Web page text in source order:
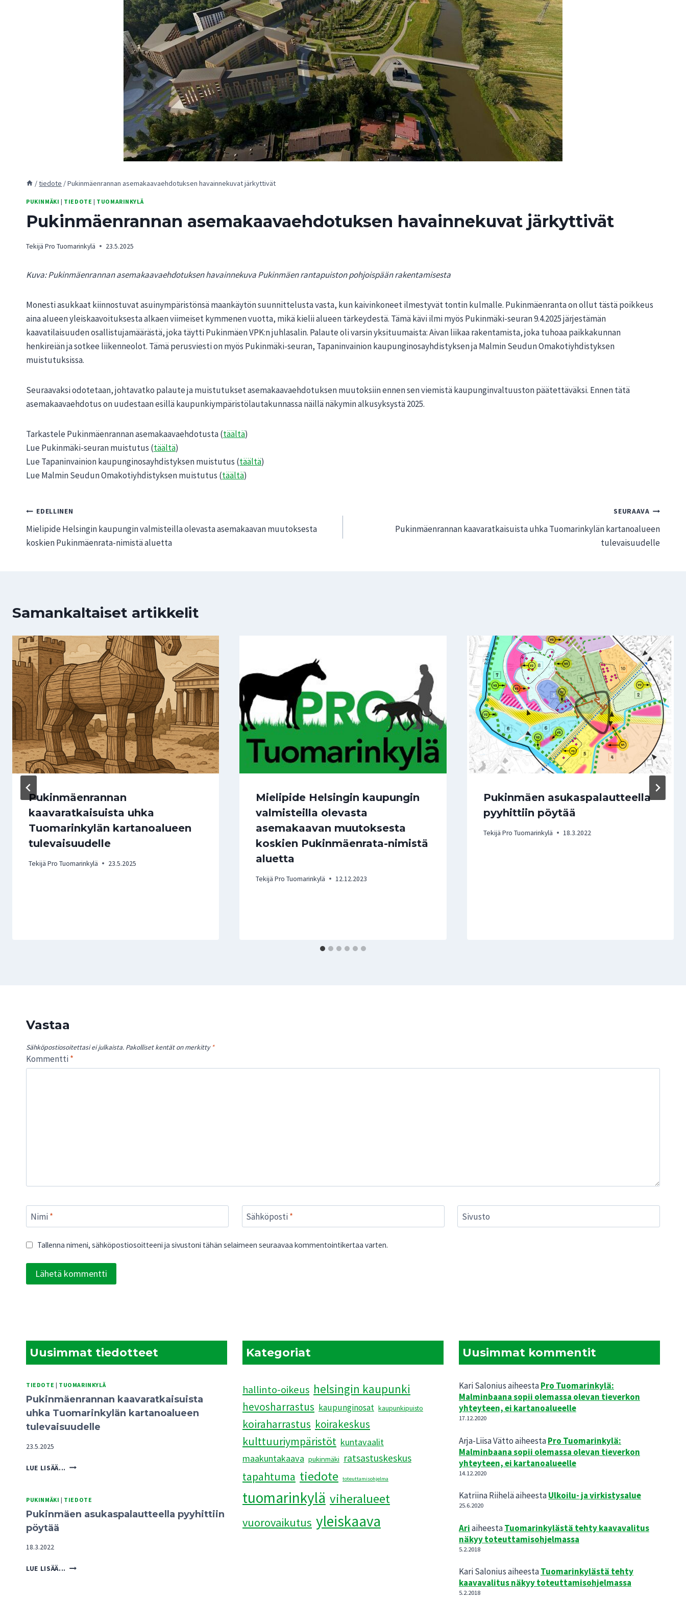
/tiedote /Pukinmäenrannan asemakaavaehdotuksen havainnekuvat järkyttivät
PUKINMÄKI | TIEDOTE | TUOMARINKYLÄ
Pukinmäenrannan asemakaavaehdotuksen havainnekuvat järkyttivät
Tekijä Pro Tuomarinkylä 23.5.2025
Kuva: Pukinmäenrannan asemakaavaehdotuksen havainnekuva Pukinmäen rantapuiston pohjoispään rakentamisesta
Monesti asukkaat kiinnostuvat asuinympäristönsä maankäytön suunnittelusta vasta, kun kaivinkoneet ilmestyvät tontin kulmalle. Pukinmäenranta on ollut tästä poikkeus
aina alueen yleiskaavoituksesta alkaen viimeiset kymmenen vuotta, mikä kielii alueen tärkeydestä. Tämä kävi ilmi myös Pukinmäki-seuran 9.4.2025 järjestämän
kaavatilaisuuden osallistujamäärästä, joka täytti Pukinmäen VPK:n juhlasalin. Palaute oli varsin yksituumaista: Aivan liikaa rakentamista, joka tuhoaa paikkakunnan
henkireiän ja sotkee liikenneolot. Tämä perusviesti on myös Pukinmäki-seuran, Tapaninvainion kaupunginosayhdistyksen ja Malmin Seudun Omakotiyhdistyksen
muistutuksissa.
Seuraavaksi odotetaan, johtavatko palaute ja muistutukset asemakaavaehdotuksen muutoksiin ennen sen viemistä kaupunginvaltuuston päätettäväksi. Ennen tätä
asemakaavaehdotus on uudestaan esillä kaupunkiympäristölautakunnassa näillä näkymin alkusyksystä 2025.
Tarkastele Pukinmäenrannan asemakaavaehdotusta (täältä)
Lue Pukinmäki-seuran muistutus (täältä)
Lue Tapaninvainion kaupunginosayhdistyksen muistutus (täältä)
Lue Malmin Seudun Omakotiyhdistyksen muistutus (täältä)
Artikkelien
selaus
EDELLINEN
Mielipide Helsingin kaupungin valmisteilla olevasta asemakaavan muutoksesta
koskien Pukinmäenrata-nimistä aluetta
SEURAAVA
Pukinmäenrannan kaavaratkaisuista uhka Tuomarinkylän kartanoalueen
tulevaisuudelle
Samankaltaiset artikkelit
Pukinmäenrannan
kaavaratkaisuista uhka
Tuomarinkylän kartanoalueen
tulevaisuudelle
Tekijä Pro Tuomarinkylä 23.5.2025
Mielipide Helsingin kaupungin
valmisteilla olevasta
asemakaavan muutoksesta
koskien Pukinmäenrata-nimistä
aluetta
Tekijä Pro Tuomarinkylä 12.12.2023
Pukinmäen asukaspalautteella
pyyhittiin pöytää
Tekijä Pro Tuomarinkylä 18.3.2022
Vastaa
Sähköpostiosoitettasi ei julkaista. Pakolliset kentät on merkitty *
Kommentti *
Nimi * Sähköposti * Sivusto
Tallenna nimeni, sähköpostiosoitteeni ja sivustoni tähän selaimeen seuraavaa kommentointikertaa varten.
Uusimmat tiedotteet
TIEDOTE | TUOMARINKYLÄ
Pukinmäenrannan kaavaratkaisuista
uhka Tuomarinkylän kartanoalueen
tulevaisuudelle
23.5.2025
LUE LISÄÄ... PUKINMÄENRANNAN
TUOMARINKYLÄN
KARTANOALUEEN
TULEVAISUUDELLE
PUKINMÄKI | TIEDOTE
Pukinmäen asukaspalautteella pyyhittiin
pöytää
18.3.2022
LUE LISÄÄ... PUKINMÄEN
Kategoriat
hallinto-oikeus helsingin kaupunki
hevosharrastus kaupunginosat kaupunkipuisto
koiraharrastus koirakeskus
kulttuuriympäristöt kuntavaalit
maakuntakaava pukinmäki ratsastuskeskus
tapahtuma tiedote toteuttamisohjelma
tuomarinkylä viheralueet
vuorovaikutus yleiskaava
Uusimmat kommentit
Kari SaloniusaiheestaPro Tuomarinkylä:
Malminbaana sopii olemassa olevan tieverkon
yhteyteen, ei kartanoalueelle
17.12.2020
Arja-Liisa VättoaiheestaPro Tuomarinkylä:
Malminbaana sopii olemassa olevan tieverkon
yhteyteen, ei kartanoalueelle
14.12.2020
Katriina RiiheläaiheestaUlkoilu- ja virkistysalue
25.6.2020
AriaiheestaTuomarinkylästä tehty kaavavalitus
näkyy toteuttamisohjelmassa
5.2.2018
Kari SaloniusaiheestaTuomarinkylästä tehty
kaavavalitus näkyy toteuttamisohjelmassa
5.2.2018